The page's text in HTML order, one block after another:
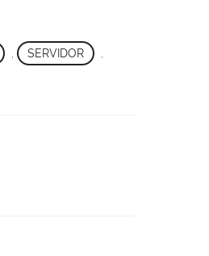
, SERVIDOR